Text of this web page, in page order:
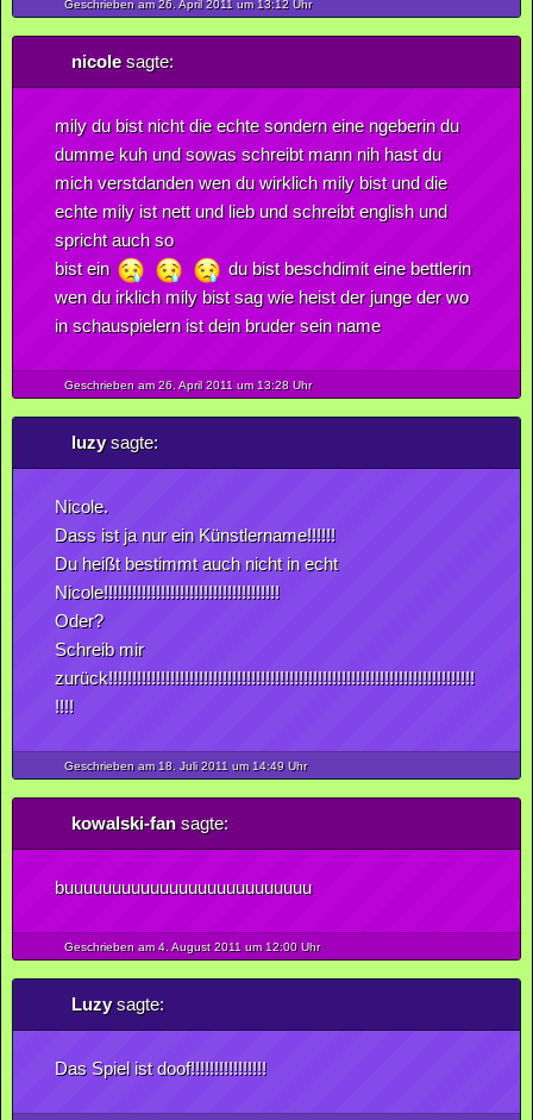
Geschrieben am 26. April2011 um 13:12 Uhr
nicolesagte:
mily du bist nicht die echte sondern eine ngeberin du
dumme kuh und sowas schreibt mann nih hast du
mich verstdanden wen du wirklich mily bist und die
echte mily ist nett und lieb und schreibt english und
spricht auch so
bist ein
du bist beschdimit eine bettlerin
wen du irklich mily bist sag wie heist der junge der wo
in schauspielern ist dein bruder sein name
Geschrieben am 26. April2011 um 13:28 Uhr
luzysagte:
Nicole.
Dass ist ja nur ein Künstlername!!!!!!
Du heißt bestimmt auch nicht in echt
Nicole!!!!!!!!!!!!!!!!!!!!!!!!!!!!!!!!!!!!!
Oder?
Schreib mir
zurück!!!!!!!!!!!!!!!!!!!!!!!!!!!!!!!!!!!!!!!!!!!!!!!!!!!!!!!!!!!!!!!!!!!!!!!!!!!!!
!!!!
Geschrieben am 18. Juli2011 um 14:49 Uhr
kowalski-fansagte:
buuuuuuuuuuuuuuuuuuuuuuuuuu
Geschrieben am 4. August2011 um 12:00 Uhr
Luzysagte:
Das Spiel ist doof!!!!!!!!!!!!!!!!